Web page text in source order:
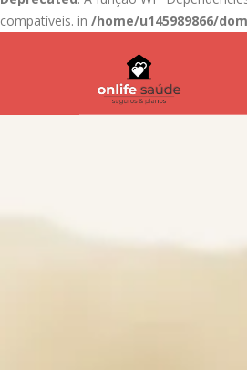
compatíveis. in /home/u145989866/